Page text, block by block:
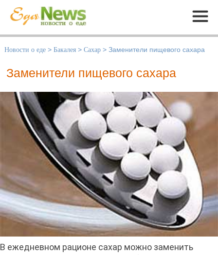
Меню
Новости о еде > Бакалея > Сахар > Заменители пищевого сахара
Заменители пищевого сахара
В ежедневном рационе сахар можно заменить